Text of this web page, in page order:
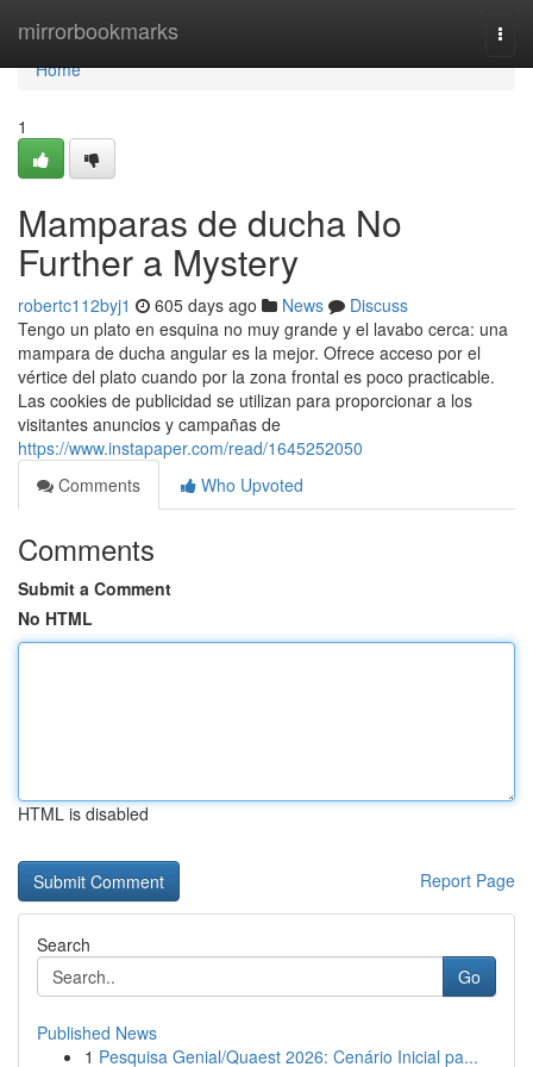
mirrorbookmarks
Home
Home
1
Mamparas de ducha No
Further a Mystery
robertc112byj1 605 days ago News
Discuss
Tengo un plato en esquina no muy grande y el lavabo cerca: una
mampara de ducha angular es la mejor. Ofrece acceso por el
vértice del plato cuando por la zona frontal es poco practicable.
Las cookies de publicidad se utilizan para proporcionar a los
visitantes anuncios y campañas de
https://www.instapaper.com/read/1645252050
Comments
Who Upvoted
Comments
Submit a Comment
No HTML
HTML is disabled
Report Page
Search
Go
Published News
1 Pesquisa Genial/Quaest 2026: Cenário Inicial pa...